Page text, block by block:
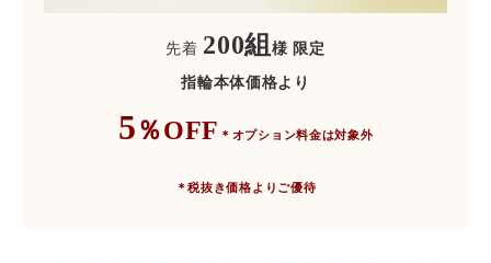
先着 200組様 限定
指輪本体価格より
5％OFF ＊オプション料金は対象外
＊税抜き価格よりご優待